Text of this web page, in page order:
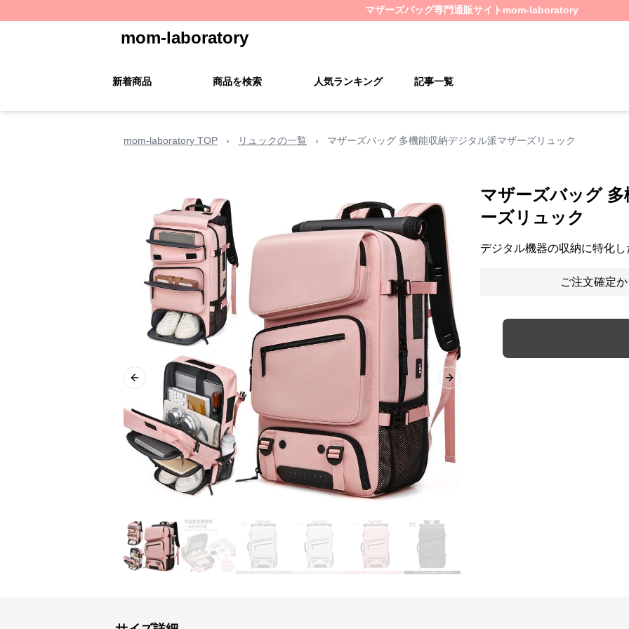
マザーズバッグ専門通販サイト mom-laboratory
mom-laboratory
新着商品 商品を検索 人気ランキング 記事一覧
mom-laboratory TOP › リュックの一覧 › マザーズバッグ 多機能収納デジタル派マザーズリュック
Previous slide Next slide
マザーズバッグ
ーズリュック
デジタル機器の収納に特化
ご注文確定